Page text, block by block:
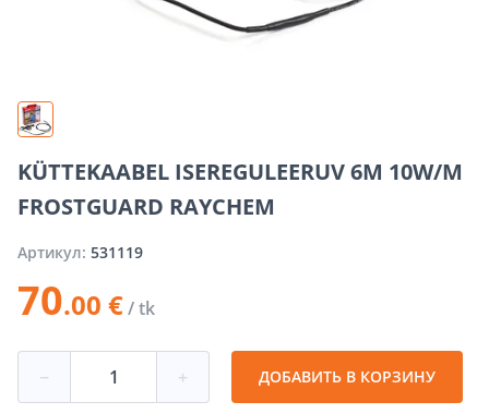
KÜTTEKAABEL ISEREGULEERUV 6M 10W/M
FROSTGUARD RAYCHEM
Артикул: 531119
70.00 €/ tk
− + ДОБАВИТЬ В КОРЗИНУ